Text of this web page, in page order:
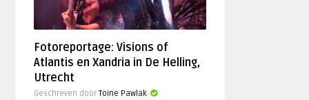
Fotoreportage: Visions of
Atlantis en Xandria in De Helling,
Utrecht
Geschreven doorToine Pawlak